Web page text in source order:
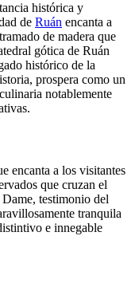
histórica y
de Ruán encanta a
de madera que
gótica de Ruán
histórico de la
prospera como un
notablemente
encanta a los visitantes
que cruzan el
testimonio del
tranquila
e innegable